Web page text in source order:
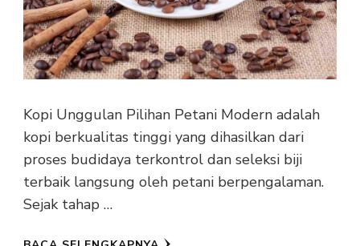
Kopi Unggulan Pilihan Petani Modern adalah
kopi berkualitas tinggi yang dihasilkan dari
proses budidaya terkontrol dan seleksi biji
terbaik langsung oleh petani berpengalaman.
Sejak tahap …